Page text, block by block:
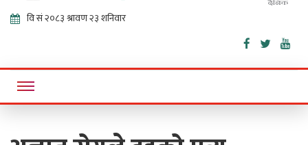
Sajha
Bisaunee
Online News Portal